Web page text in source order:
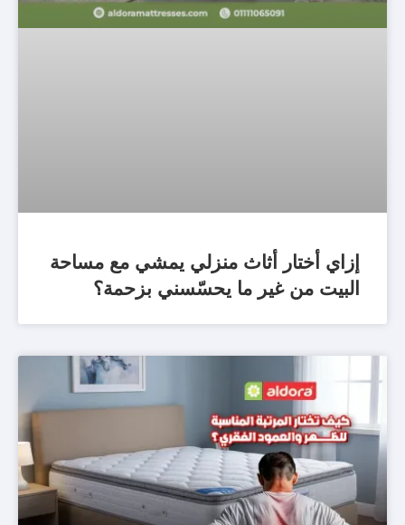
إزاي أختار أثاث منزلي يمشي مع مساحة
البيت من غير ما يحسّسني بزحمة؟